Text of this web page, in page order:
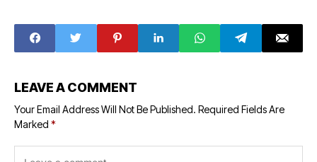
LEAVE A COMMENT
Your Email Address Will Not Be Published. Required Fields Are
Marked *